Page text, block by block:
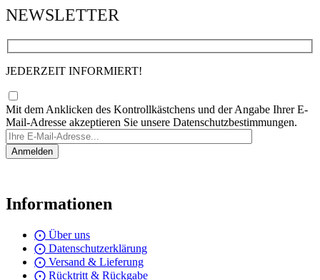
NEWSLETTER
JEDERZEIT INFORMIERT!
Mit dem Anklicken des Kontrollkästchens und der Angabe Ihrer E-
Mail-Adresse akzeptieren Sie unsere Datenschutzbestimmungen.
Informationen
⨀ Über uns
⨀ Datenschutzerklärung
⨀ Versand & Lieferung
⨀ Rücktritt & Rückgabe